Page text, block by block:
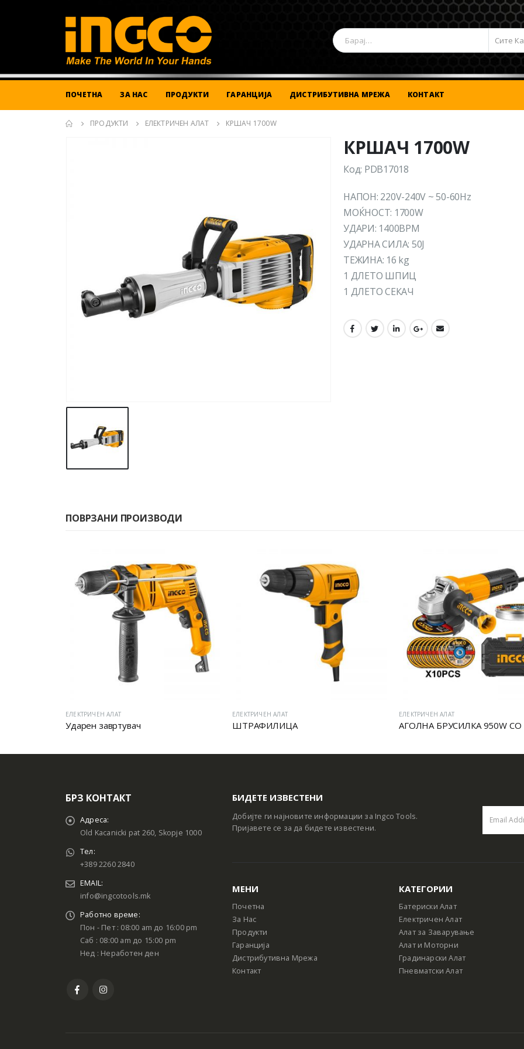
Сите
ПОЧЕТНА ЗА НАС ПРОДУКТИ ГАРАНЦИЈА ДИСТРИБУТИВНА МРЕЖА КОНТАКТ
ПРОДУКТИ ЕЛЕКТРИЧЕН АЛАТ КРШАЧ 1700W
КРШАЧ 1700W
Код: PDB17018
НАПОН: 220V-240V ~ 50-60Hz
MOЌНОСТ: 1700W
УДАРИ: 1400BPM
УДАРНА СИЛА: 50Ј
ТЕЖИНА: 16 kg
1 ДЛЕТО ШПИЦ
1 ДЛЕТО СЕКАЧ
ПОВРЗАНИ ПРОИЗВОДИ
ЕЛЕКТРИЧЕН АЛАТ
Ударен завртувач
ЕЛЕКТРИЧЕН АЛАТ
ШТРАФИЛИЦА
ЕЛЕКТРИЧЕН АЛАТ
БРЗ КОНТАКТ
Адреса:
Old Kacanicki pat 260, Skopje 1000
Тел:
+389 2260 2840
EMAIL:
info@ingcotools.mk
Работно време:
Пон - Пет : 08:00 am до 16:00 pm
Саб : 08:00 am до 15:00 pm
Нед : Неработен ден
БИДЕТЕ ИЗВЕСТЕНИ
Добијте ги најновите информации за Ingco Tools.
Пријавете се за да бидете известени.
МЕНИ
Почетна
За Нас
Продукти
Гаранција
Дистрибутивна Мрежа
Контакт
КАТЕГОРИИ
Батериски Алат
Електричен Алат
Алат за Заварување
Алат и Моторни
Градинарски Алат
Пневматски Алат